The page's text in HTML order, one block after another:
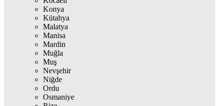
Konya
Kütahya
Malatya
Manisa
Mardin
Muğla
Muş
Nevşehir
Niğde
Ordu
Osmaniye